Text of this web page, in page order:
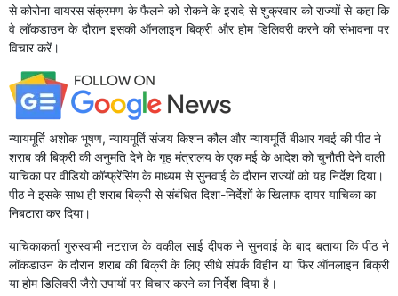
से कोरोना वायरस संक्रमण के फैलने को रोकने के इरादे से शुक्रवार को राज्यों से कहा कि
वे लॉकडाउन के दौरान इसकी ऑनलाइन बिक्री और होम डिलिवरी करने की संभावना पर
विचार करें।
न्यायमूर्ति अशोक भूषण, न्यायमूर्ति संजय किशन कौल और न्यायमूर्ति बीआर गवई की पीठ ने
शराब की बिक्री की अनुमति देने के गृह मंत्रालय के एक मई के आदेश को चुनौती देने वाली
याचिका पर वीडियो कॉन्फ्रेंसिंग के माध्यम से सुनवाई के दौरान राज्यों को यह निर्देश दिया।
पीठ ने इसके साथ ही शराब बिक्री से संबंधित दिशा-निर्देशों के खिलाफ दायर याचिका का
निबटारा कर दिया।
याचिकाकर्ता गुरुस्वामी नटराज के वकील साई दीपक ने सुनवाई के बाद बताया कि पीठ ने
लॉकडाउन के दौरान शराब की बिक्री के लिए सीधे संपर्क विहीन या फिर ऑनलाइन बिक्री
या होम डिलिवरी जैसे उपायों पर विचार करने का निर्देश दिया है।